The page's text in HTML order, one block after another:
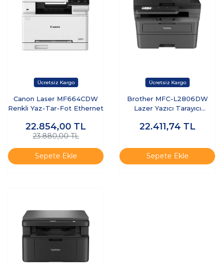
Canon Laser MF664CDW
Renkli Yaz-Tar-Fot Ethernet
22.854,00 TL
23.880,00 TL
Sepete Ekle
Brother MFC-L2806DW
Lazer Yazıcı Tarayıcı
Usb/ethernet/wıfı A4 (3 Tam
22.411,74 TL
Sepete Ekle